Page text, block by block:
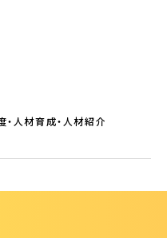
人材育成・人材紹介